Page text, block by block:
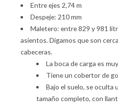
Entre ejes 2,74 m
Despeje: 210 mm
Maletero: entre 829 y 981
asientos. Digamos que son
cabeceras.
La boca de carga es
Tiene un cobertor de
Bajo el suelo, se oculta
tamaño completo, con